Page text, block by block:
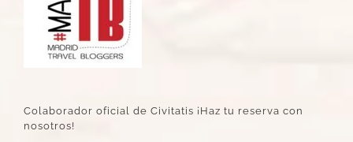
Colaborador oficial de Civitatis ¡Haz tu reserva con
nosotros!